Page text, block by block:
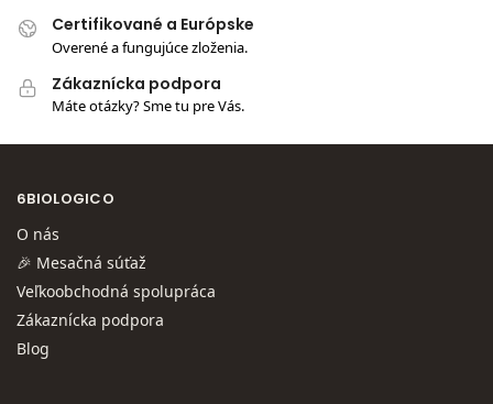
Certifikované a Európske
Overené a fungujúce zloženia.
Zákaznícka podpora
Máte otázky? Sme tu pre Vás.
6BIOLOGICO
O nás
🎉 Mesačná súťaž
Veľkoobchodná spolupráca
Zákaznícka podpora
Blog